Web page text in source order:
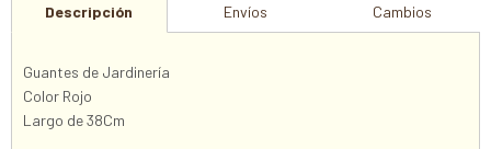
Descripción Envíos Cambios
Guantes de Jardinería
Color Rojo
Largo de 38Cm